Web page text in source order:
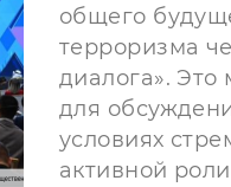
общего
терроризма
диалога».
для
условиях
активной